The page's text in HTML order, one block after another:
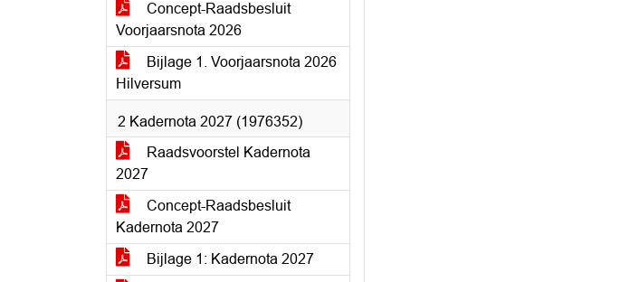
Concept-Raadsbesluit
Voorjaarsnota 2026
Bijlage 1. Voorjaarsnota 2026
Hilversum
2 Kadernota 2027 (1976352)
Raadsvoorstel Kadernota
2027
Concept-Raadsbesluit
Kadernota 2027
Bijlage 1: Kadernota 2027